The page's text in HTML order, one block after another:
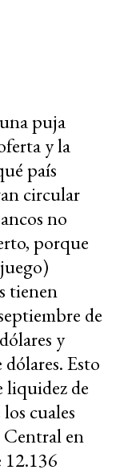
puja
y la
país
circular
no
porque
tienen
de
y
Esto
liquidez de
cuales
Central en
12.136